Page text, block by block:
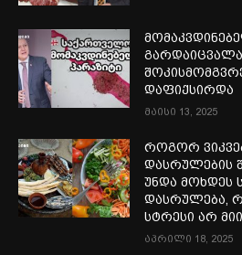
დაფიქსირდა
მაისი 13, 2025
როგორ
დასრულების
უნდა მოხდეს
დასრულება,
სტრესი არ
აპრილი 18, 2025